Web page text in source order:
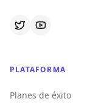
PLATAFORMA
Planes de éxito